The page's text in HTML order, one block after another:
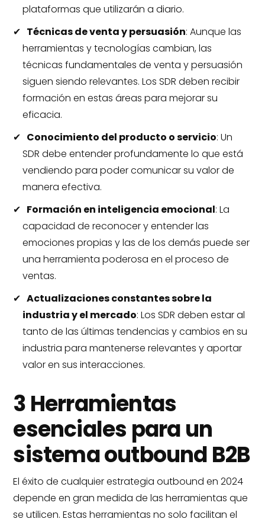
plataformas que utilizarán a diario.
Técnicas de venta y persuasión: Aunque las
herramientas y tecnologías cambian, las
técnicas fundamentales de venta y persuasión
siguen siendo relevantes. Los SDR deben recibir
formación en estas áreas para mejorar su
eficacia.
Conocimiento del producto o servicio: Un
SDR debe entender profundamente lo que está
vendiendo para poder comunicar su valor de
manera efectiva.
Formación en inteligencia emocional: La
capacidad de reconocer y entender las
emociones propias y las de los demás puede ser
una herramienta poderosa en el proceso de
ventas.
Actualizaciones constantes sobre la
industria y el mercado: Los SDR deben estar al
tanto de las últimas tendencias y cambios en su
industria para mantenerse relevantes y aportar
valor en sus interacciones.
3 Herramientas
esenciales para un
sistema outbound B2B
El éxito de cualquier estrategia outbound en 2024
depende en gran medida de las herramientas que
se utilicen. Estas herramientas no solo facilitan el